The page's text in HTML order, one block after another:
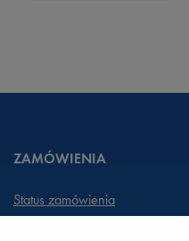
ZAMÓWIENIA
Status zamówienia